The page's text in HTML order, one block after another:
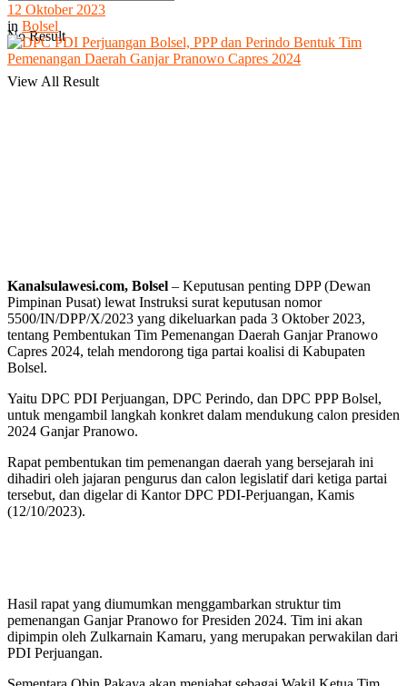
No Result
View All Result
12 Oktober 2023
in Bolsel
Kanalsulawesi.com, Bolsel – Keputusan penting DPP (Dewan
Pimpinan Pusat) lewat Instruksi surat keputusan nomor
5500/IN/DPP/X/2023 yang dikeluarkan pada 3 Oktober 2023,
tentang Pembentukan Tim Pemenangan Daerah Ganjar Pranowo
Capres 2024, telah mendorong tiga partai koalisi di Kabupaten
Bolsel.
Yaitu DPC PDI Perjuangan, DPC Perindo, dan DPC PPP Bolsel,
untuk mengambil langkah konkret dalam mendukung calon presiden
2024 Ganjar Pranowo.
Rapat pembentukan tim pemenangan daerah yang bersejarah ini
dihadiri oleh jajaran pengurus dan calon legislatif dari ketiga partai
tersebut, dan digelar di Kantor DPC PDI-Perjuangan, Kamis
(12/10/2023).
Hasil rapat yang diumumkan menggambarkan struktur tim
pemenangan Ganjar Pranowo for Presiden 2024. Tim ini akan
dipimpin oleh Zulkarnain Kamaru, yang merupakan perwakilan dari
PDI Perjuangan.